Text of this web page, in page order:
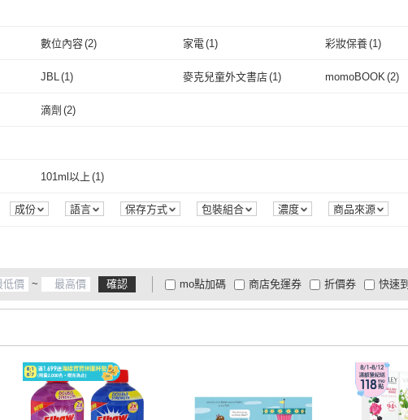
數位內容(2) 家電 (1) 彩妝保養(1)
JBL (1) 麥克兒童外文書店(1) momoBOOK (2)
JBL
取消
滴劑 (2)
101ml以上 (1)
101ml以上 (1)
成份 語言 保存方式 包裝組合 濃度 商品來源
~ 確認
折價券
商品有量
mo點加碼 快速
大家電安心配
大家電快配
商店免運券